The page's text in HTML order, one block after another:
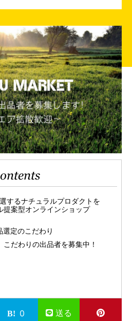
するナチュラルプロダクトを
提案型オンラインショップ
定のこだわり
だわりの出品者を募集中！
0 送る